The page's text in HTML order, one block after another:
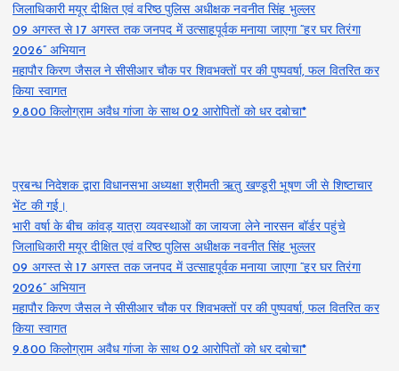
जिलाधिकारी मयूर दीक्षित एवं वरिष्ठ पुलिस अधीक्षक नवनीत सिंह भुल्लर
09 अगस्त से 17 अगस्त तक जनपद में उत्साहपूर्वक मनाया जाएगा “हर घर तिरंगा
2026” अभियान
महापौर किरण जैसल ने सीसीआर चौक पर शिवभक्तों पर की पुष्पवर्षा, फल वितरित कर
किया स्वागत
9.800 किलोग्राम अवैध गांजा के साथ 02 आरोपितों को धर दबोचा*
प्रबन्ध निदेशक द्वारा विधानसभा अध्यक्षा श्रीमती ऋतु खण्डूरी भूषण जी से शिष्टाचार
भेंट की गई।
भारी वर्षा के बीच कांवड़ यात्रा व्यवस्थाओं का जायजा लेने नारसन बॉर्डर पहुंचे
जिलाधिकारी मयूर दीक्षित एवं वरिष्ठ पुलिस अधीक्षक नवनीत सिंह भुल्लर
09 अगस्त से 17 अगस्त तक जनपद में उत्साहपूर्वक मनाया जाएगा “हर घर तिरंगा
2026” अभियान
महापौर किरण जैसल ने सीसीआर चौक पर शिवभक्तों पर की पुष्पवर्षा, फल वितरित कर
किया स्वागत
9.800 किलोग्राम अवैध गांजा के साथ 02 आरोपितों को धर दबोचा*